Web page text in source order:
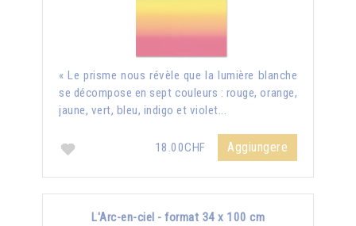
« Le prisme nous révèle que la lumière blanche
se décompose en sept couleurs : rouge, orange,
jaune, vert, bleu, indigo et violet...
18.00CHF Aggiungere
L'Arc-en-ciel - format 34 x 100 cm